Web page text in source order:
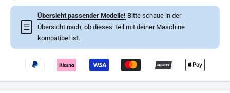
☰
Übersicht passender Modelle! Bitte schaue in der
Übersicht nach, ob dieses Teil mit deiner Maschine
kompatibel ist.